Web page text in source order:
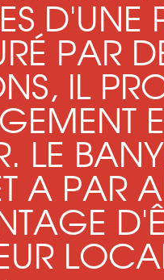
D'UNE
PAR
IL
LE
A PAR